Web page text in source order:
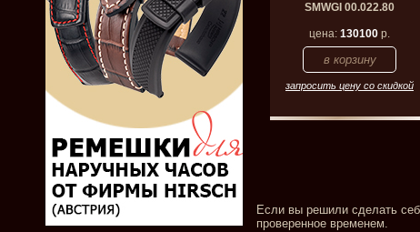
SMWGI 00.022.80
цена: 130100 р.
запросить цену со скидкой
Если вы решили сделать
проверенное временем.